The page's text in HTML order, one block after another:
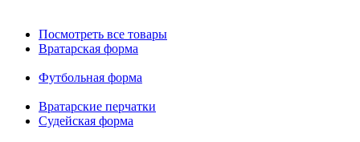
Посмотреть все товары
Вратарская форма
Футбольная форма
Вратарские перчатки
Судейская форма